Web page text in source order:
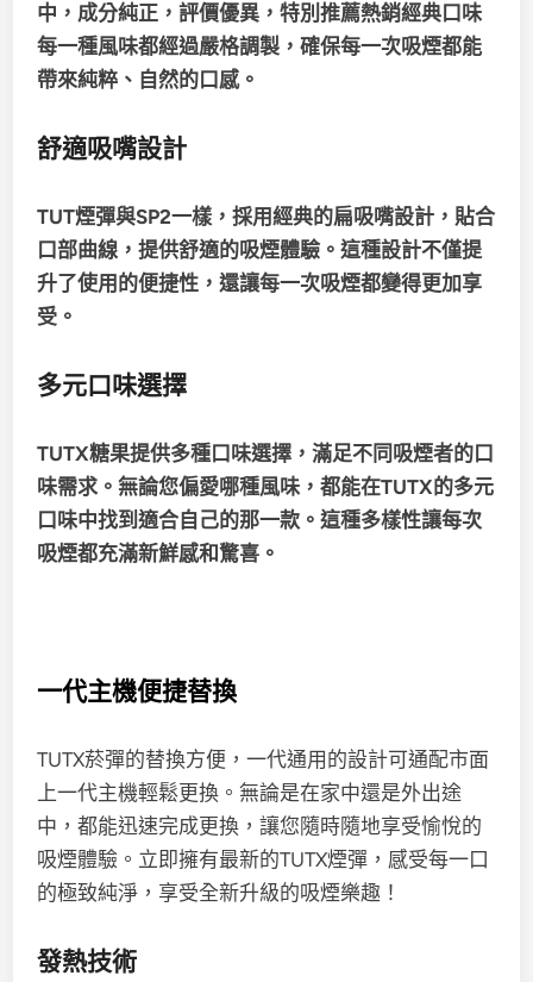
中，成分純正，評價優異，特別推薦熱銷經典口味
每一種風味都經過嚴格調製，確保每一次吸煙都能
帶來純粹、自然的口感。
舒適吸嘴設計
TUT煙彈與SP2一樣，採用經典的扁吸嘴設計，貼合
口部曲線，提供舒適的吸煙體驗。這種設計不僅提
升了使用的便捷性，還讓每一次吸煙都變得更加享
受。
多元口味選擇
TUTX糖果提供多種口味選擇，滿足不同吸煙者的口
味需求。無論您偏愛哪種風味，都能在TUTX的多元
口味中找到適合自己的那一款。這種多樣性讓每次
吸煙都充滿新鮮感和驚喜。
一代主機便捷替換
TUTX菸彈的替換方便，一代通用的設計可通配市面
上一代主機輕鬆更換。無論是在家中還是外出途
中，都能迅速完成更換，讓您隨時隨地享受愉悅的
吸煙體驗。立即擁有最新的TUTX煙彈，感受每一口
的極致純淨，享受全新升級的吸煙樂趣！
發熱技術